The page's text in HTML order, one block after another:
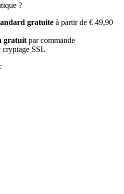
?
gratuite à partir de € 49,90
gratuit par commande
cryptage SSL